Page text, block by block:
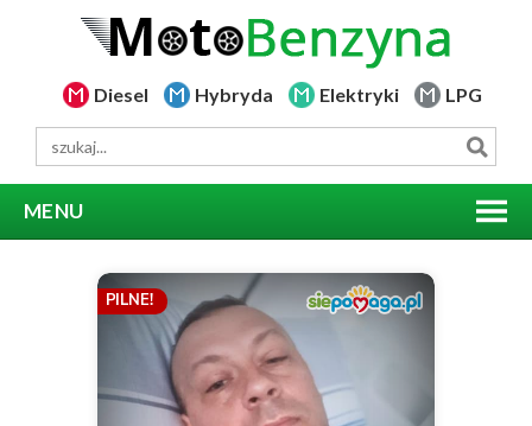
Diesel Hybryda Elektryki LPG
MENU